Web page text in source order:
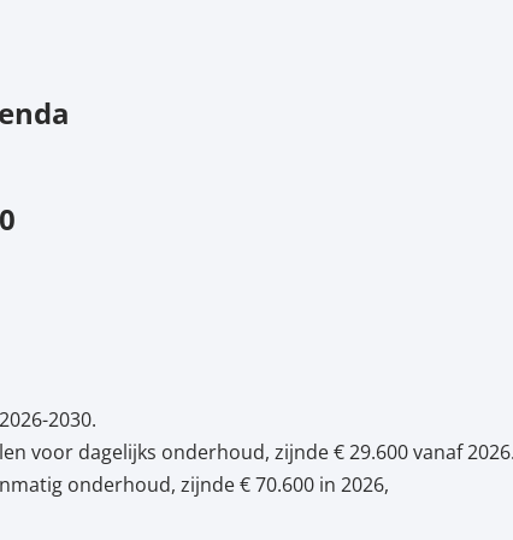
2030.
voor dagelijks onderhoud, zijnde € 29.600 vanaf
onderhoud, zijnde € 70.600 in 2026,